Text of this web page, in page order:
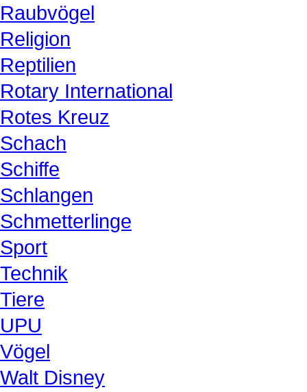
Raubvögel
Religion
Reptilien
Rotary International
Rotes Kreuz
Schach
Schiffe
Schlangen
Schmetterlinge
Sport
Technik
Tiere
UPU
Vögel
Walt Disney